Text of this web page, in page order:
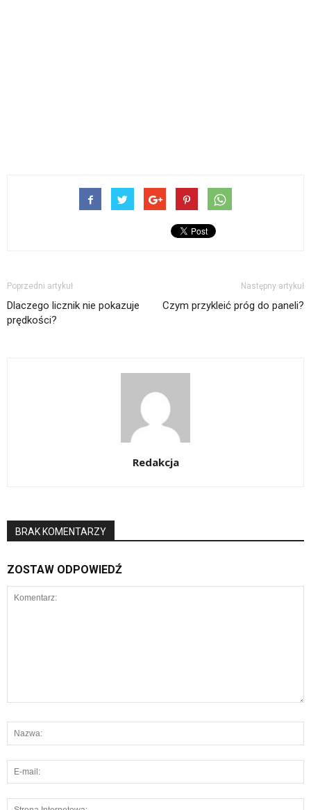
Poprzedni artykuł
Dlaczego licznik nie pokazuje
prędkości?
Następny artykuł
Czym przykleić próg do paneli?
Redakcja
BRAK KOMENTARZY
ZOSTAW ODPOWIEDŹ